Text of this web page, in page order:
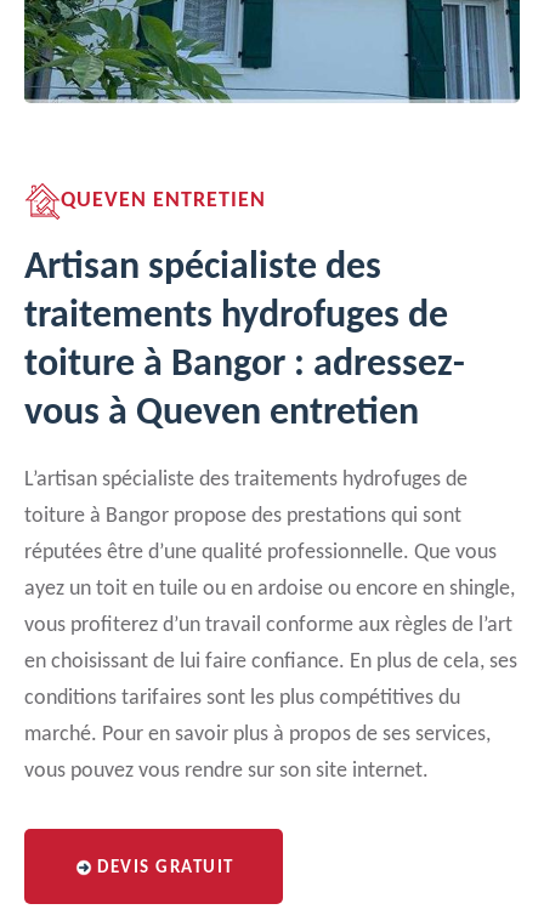
QUEVEN ENTRETIEN
Artisan spécialiste des
traitements hydrofuges de
toiture à Bangor : adressez-
vous à Queven entretien
L’artisan spécialiste des traitements hydrofuges de
toiture à Bangor propose des prestations qui sont
réputées être d’une qualité professionnelle. Que vous
ayez un toit en tuile ou en ardoise ou encore en shingle,
vous profiterez d’un travail conforme aux règles de l’art
en choisissant de lui faire confiance. En plus de cela, ses
conditions tarifaires sont les plus compétitives du
marché. Pour en savoir plus à propos de ses services,
vous pouvez vous rendre sur son site internet.
DEVIS GRATUIT